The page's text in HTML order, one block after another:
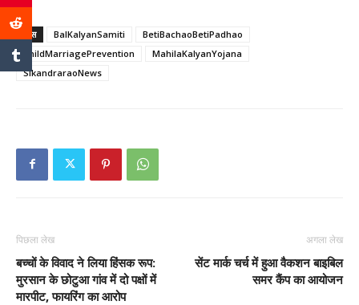
टैग्स BalKalyanSamiti
BetiBachaoBetiPadhao
ChildMarriagePrevention
MahilaKalyanYojana
SikandraraoNews
पिछला लेख
बच्चों के विवाद ने लिया हिंसक रूप:
मुरसान के छोटुआ गांव में दो पक्षों में
मारपीट, फायरिंग का आरोप
अगला लेख
सेंट मार्क चर्च में हुआ वैकशन बाइबिल
समर कैंप का आयोजन